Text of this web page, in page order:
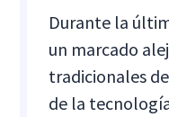
Durante la
un marcado
tradicionales
de la